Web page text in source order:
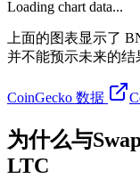
Loading chart data...
上面的图表显示了
并不能预示未来的结
CoinGecko 数据
为什么与
LTC